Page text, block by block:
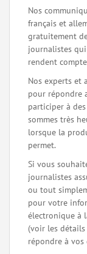
Nos
français et
gratuitement
journalistes
rendent
Nos experts et
pour répondre
participer à
sommes très
lorsque la
permet.
Si vous
journalistes
ou tout
pour votre
électronique à
(voir les
répondre à